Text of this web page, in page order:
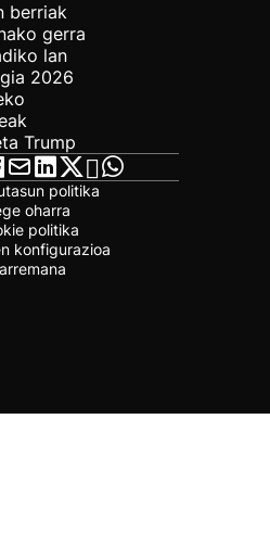
berriak
gerra
lan
2026
Trump
politika
oharra
politika
konfigurazioa